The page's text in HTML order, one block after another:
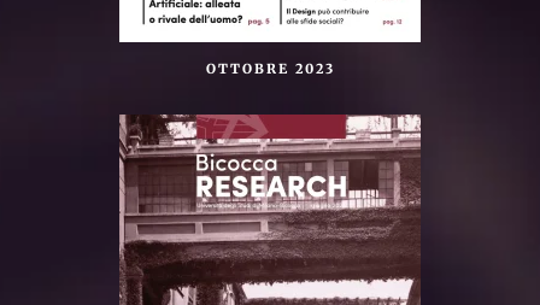
OTTOBRE 2023